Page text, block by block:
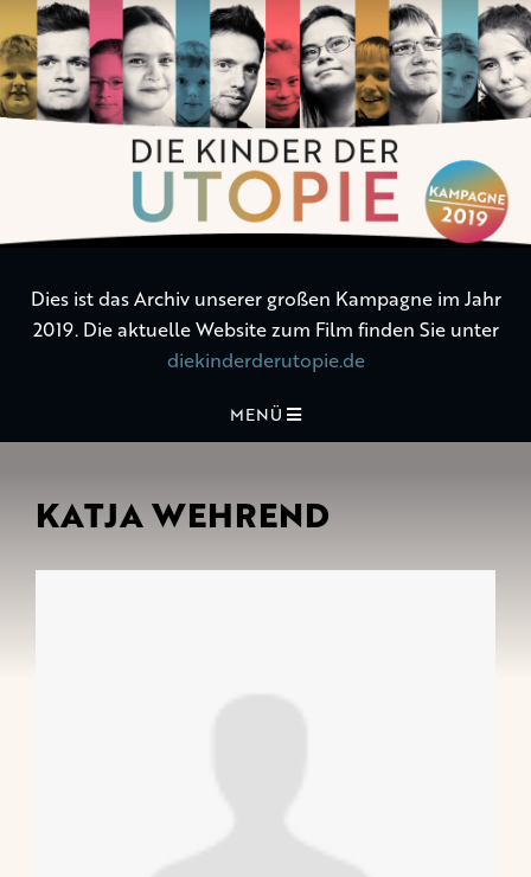
Die
Kinder
der
Dies ist das Archiv unserer großen Kampagne im Jahr
2019. Die aktuelle Website zum Film finden Sie unter
diekinderderutopie.de
MENÜ
KATJA WEHREND